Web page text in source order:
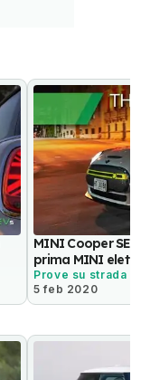
MINI Cooper SE,
prima MINI
Prove su strada
5 feb 2020